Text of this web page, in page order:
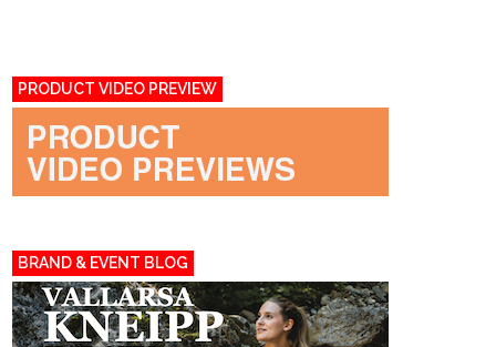
PRODUCT VIDEO PREVIEW
BRAND & EVENT BLOG